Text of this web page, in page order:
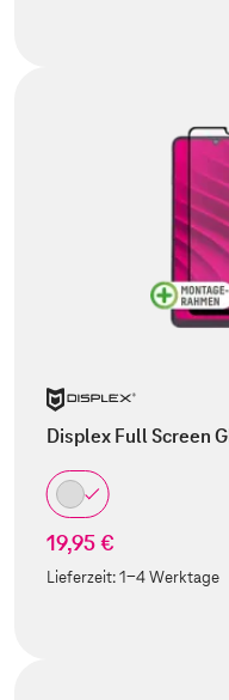
Displex Full Screen
19,95 €
Lieferzeit:1-4 Werktage